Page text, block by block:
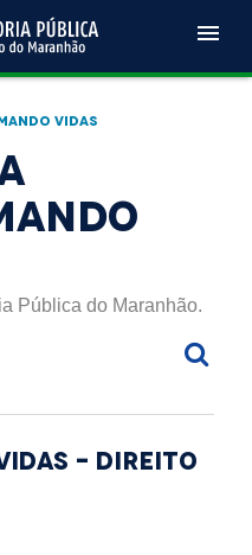
menu
Vidas
Pública do Maranhão.
- Direito